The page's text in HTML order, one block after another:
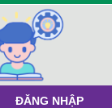
ĐĂNG NHẬP